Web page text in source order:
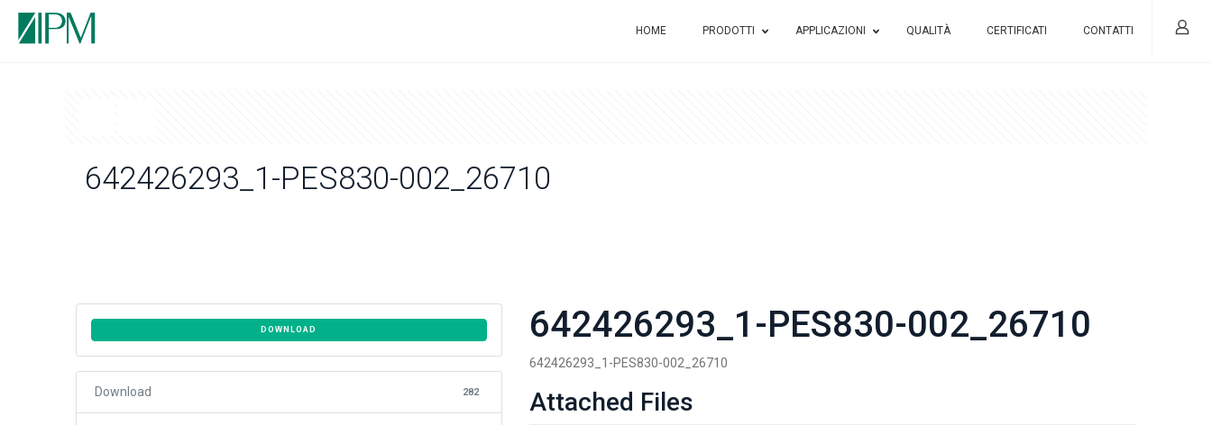
HOME PRODOTTI APPLICAZIONI QUALITÀ CERTIFICATI CONTATTI
642426293_1-PES830-002_26710
DOWNLOAD
Download 282
642426293_1-PES830-002_26710
642426293_1-PES830-002_26710
Attached Files